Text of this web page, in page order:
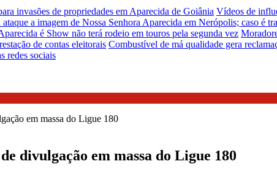
invasões de propriedades em Aparecida de Goiânia Vídeos de
a imagem de Nossa Senhora Aparecida em Nerópolis; caso é
é Show não terá rodeio em touros pela segunda vez
de contas eleitorais Combustível de má qualidade gera
redes sociais
divulgação em massa do Ligue 180